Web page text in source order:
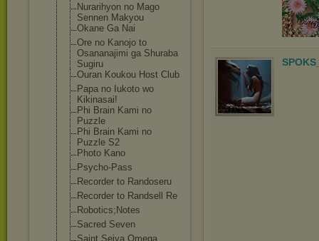
Nurarihyon no Mago
Sennen Makyou
Okane Ga Nai
Ore no Kanojo to
Osananajimi ga Shuraba
Sugiru
Ouran Koukou Host Club
Papa no Iukoto wo
Kikinasai!
Phi Brain Kami no
Puzzle
Phi Brain Kami no
Puzzle S2
Photo Kano
Psycho-Pass
Recorder to Randoseru
Recorder to Randsell Re
Robotics;Notes
Sacred Seven
Saint Seiya Omega